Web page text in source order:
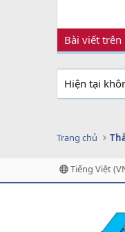
Bài viết trên
Hiện tại
Trang chủ
Tiếng Việt